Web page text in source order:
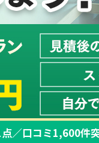
／口コミ1,600件